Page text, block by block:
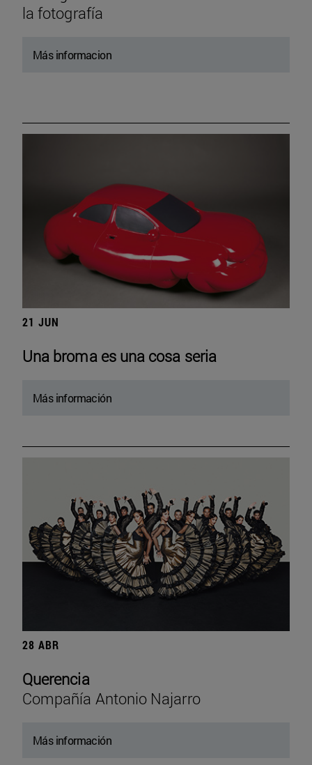
la fotografía
Más informacion
21 JUN
Una broma es una cosa seria
Más información
28 ABR
Querencia
Compañía Antonio Najarro
Más información